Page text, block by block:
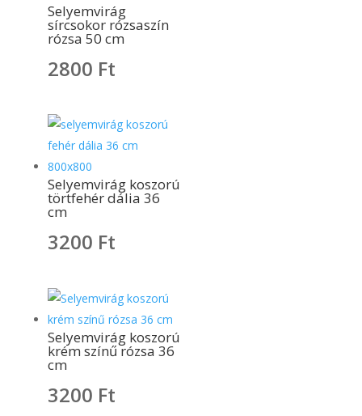
Selyemvirág
sírcsokor rózsaszín
rózsa 50 cm
2800 Ft
Selyemvirág koszorú
törtfehér dália 36
cm
3200 Ft
Selyemvirág koszorú
krém színű rózsa 36
cm
3200 Ft